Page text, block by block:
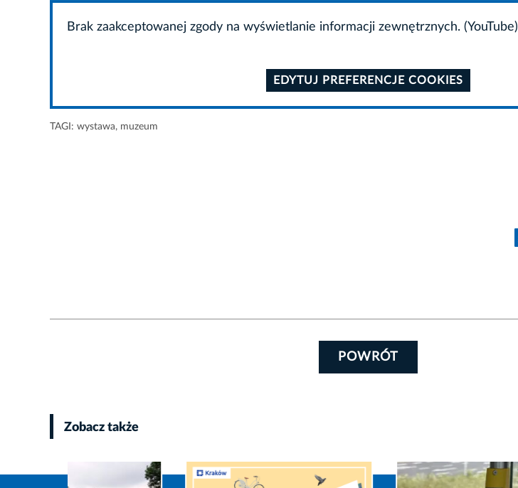
Brak zaakceptowanej zgody na wyświetlanie informacji zewnętrznych. (YouTube)
EDYTUJ PREFERENCJE COOKIES
TAGI: wystawa, muzeum
POWRÓT
Zobacz także